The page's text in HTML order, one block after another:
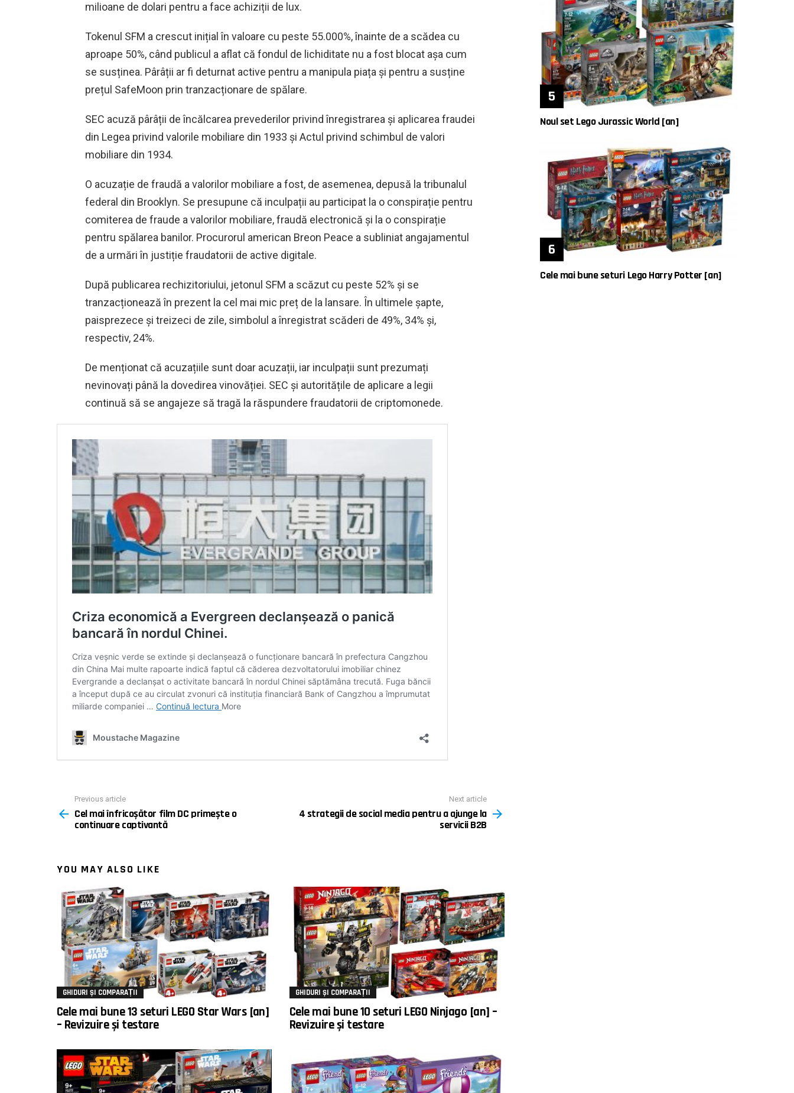
milioane de dolari pentru a face achiziții de lux.
Tokenul SFM a crescut inițial în valoare cu peste 55.000%, înainte de a scădea cu
aproape 50%, când publicul a aflat că fondul de lichiditate nu a fost blocat așa cum
se susținea. Pârâții ar fi deturnat active pentru a manipula piața și pentru a susține
prețul SafeMoon prin tranzacționare de spălare.
SEC acuză pârâții de încălcarea prevederilor privind înregistrarea și aplicarea fraudei
din Legea privind valorile mobiliare din 1933 și Actul privind schimbul de valori
mobiliare din 1934.
O acuzație de fraudă a valorilor mobiliare a fost, de asemenea, depusă la tribunalul
federal din Brooklyn. Se presupune că inculpații au participat la o conspirație pentru
comiterea de fraude a valorilor mobiliare, fraudă electronică și la o conspirație
pentru spălarea banilor. Procurorul american Breon Peace a subliniat angajamentul
de a urmări în justiție fraudatorii de active digitale.
După publicarea rechizitoriului, jetonul SFM a scăzut cu peste 52% și se
tranzacționează în prezent la cel mai mic preț de la lansare. În ultimele șapte,
paisprezece și treizeci de zile, simbolul a înregistrat scăderi de 49%, 34% și,
respectiv, 24%.
De menționat că acuzațiile sunt doar acuzații, iar inculpații sunt prezumați
nevinovați până la dovedirea vinovăției. SEC și autoritățile de aplicare a legii
continuă să se angajeze să tragă la răspundere fraudatorii de criptomonede.
more
Previous article
Cel mai înfricoșător film DC primește o
continuare captivantă
Next article
4 strategii de social media pentru a ajunge la
servicii B2B
YOU MAY ALSO LIKE
GHIDURI ȘI COMPARAȚII
Cele mai bune 13 seturi LEGO Star Wars [an]
– Revizuire și testare
GHIDURI ȘI COMPARAȚII
Cele mai bune 10 seturi LEGO Ninjago [an] –
Revizuire și testare
Noul set Lego Jurassic World [an]
Cele mai bune seturi Lego Harry Potter [an]